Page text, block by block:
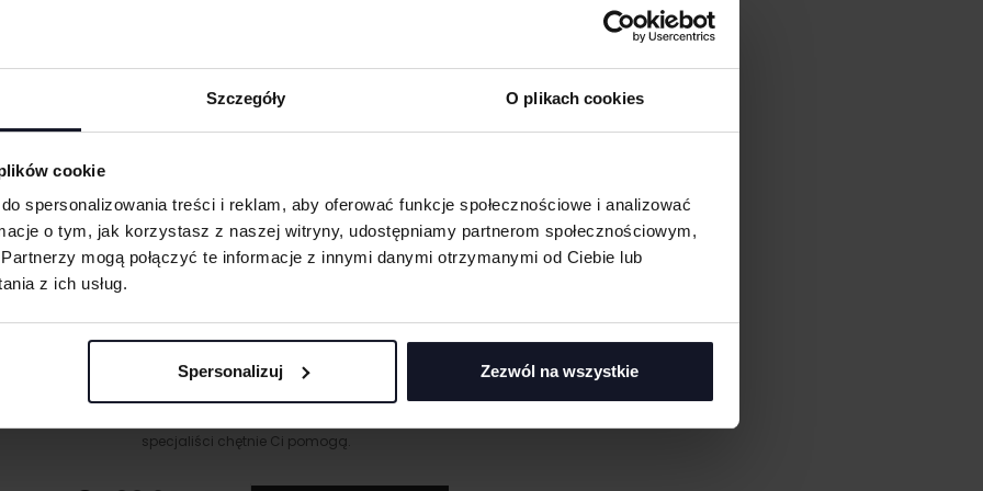
Szczegóły O plikach cookies
cookie
spersonalizowania treści i reklam, aby oferować funkcje społecznościowe i analizować
o tym, jak korzystasz z naszej witryny, udostępniamy partnerom społecznościowym,
mogą połączyć te informacje z innymi danymi otrzymanymi od Ciebie lub
z ich usług.
Spersonalizuj Zezwól na wszystkie
W wyniku
przy większych
merchu.
na
MASZ PYTANIA? ZAPYTAJ SPECJALISTĘ
specjaliści chętnie Ci pomogą.